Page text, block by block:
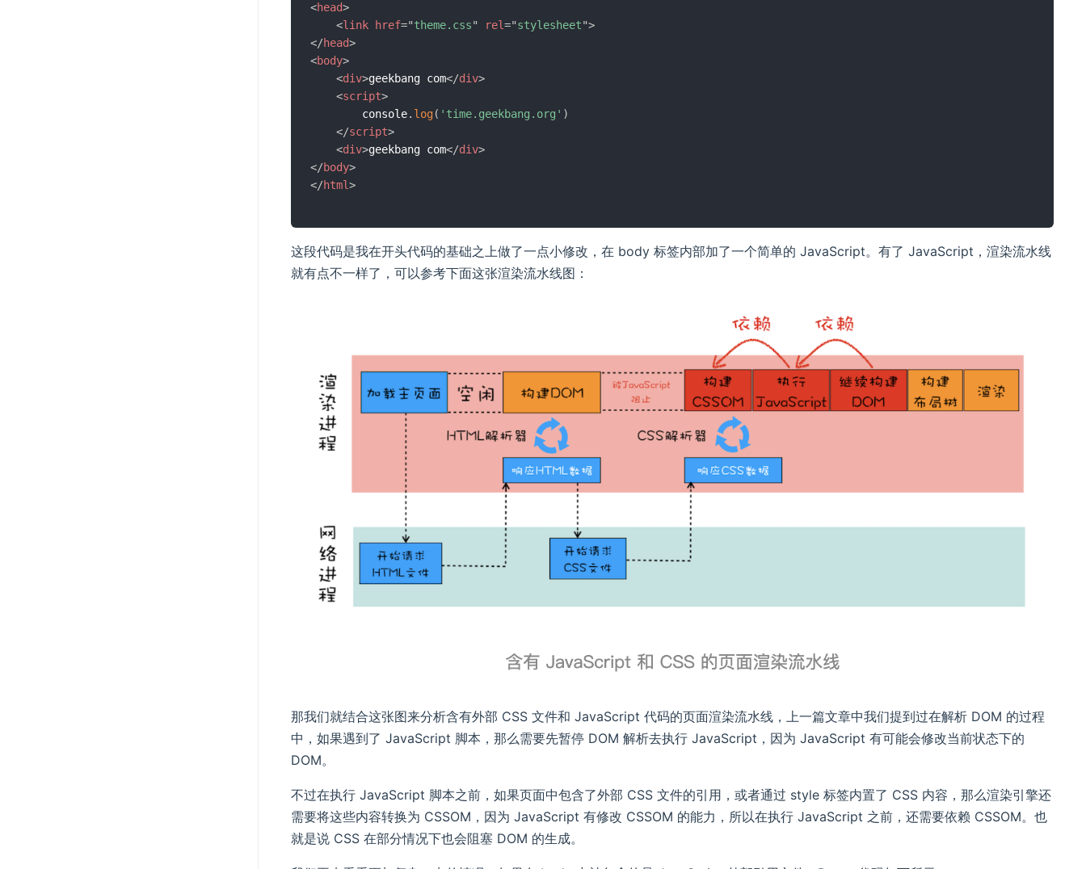
<head>
<link href="theme.css" rel="stylesheet">
</head>
<body>
<div>geekbang com</div>
<script>
        console
. log( 'time.geekbang.org' )
</script>
<div>geekbang com</div>
</body>
</html>
这段代码是我在开头代码的基础之上做了一点小修改，在 body 标签内部加了一个简单的 JavaScript。有了 JavaScript，渲染流水线
就有点不一样了，可以参考下面这张渲染流水线图：
那我们就结合这张图来分析含有外部 CSS 文件和 JavaScript 代码的页面渲染流水线，上一篇文章中我们提到过在解析 DOM 的过程
中，如果遇到了 JavaScript 脚本，那么需要先暂停 DOM 解析去执行 JavaScript，因为 JavaScript 有可能会修改当前状态下的
DOM。
不过在执行 JavaScript 脚本之前，如果页面中包含了外部 CSS 文件的引用，或者通过 style 标签内置了 CSS 内容，那么渲染引擎还
需要将这些内容转换为 CSSOM，因为 JavaScript 有修改 CSSOM 的能力，所以在执行 JavaScript 之前，还需要依赖 CSSOM。也
就是说 CSS 在部分情况下也会阻塞 DOM 的生成。